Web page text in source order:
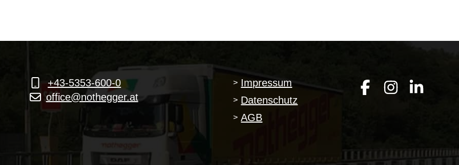
+43-5353-600-0
office@nothegger.at
> Impressum
> Datenschutz
> AGB